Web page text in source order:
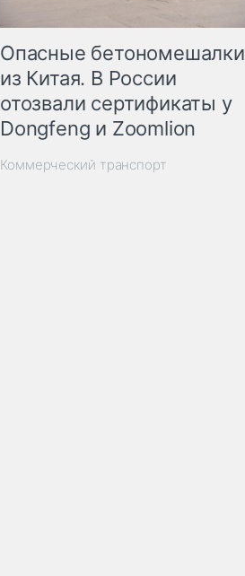
Опасные бетономешалки
из Китая. В России
отозвали сертификаты у
Dongfeng и Zoomlion
Коммерческий транспорт